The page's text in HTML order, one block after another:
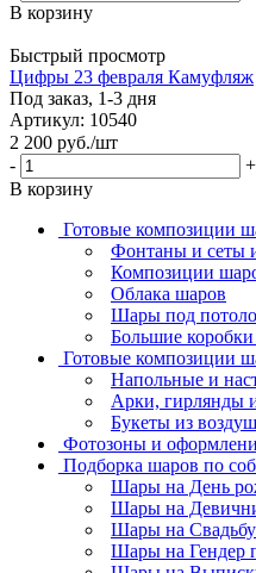
В корзину
Быстрый просмотр
Цифры 23 февраля Камуфляж
Под заказ, 1-3 дня
Артикул: 10540
2 200 руб./шт
-
+
В корзину
Готовые композиции
Фонтаны и сеты
Композиции
Облака шаров
Шары под
Большие
Готовые композиции
Напольные и
Арки, гирлянды
Букеты из
Фотозоны и
Подборка шаров по
Шары на День
Шары на
Шары на
Шары на Гендер